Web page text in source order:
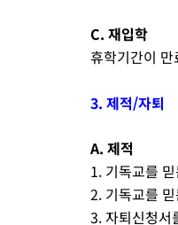
C. 재입학
휴학기간이
3. 제적/자퇴
A. 제적
1. 기독교를
2. 기독교를
3. 자퇴신청서